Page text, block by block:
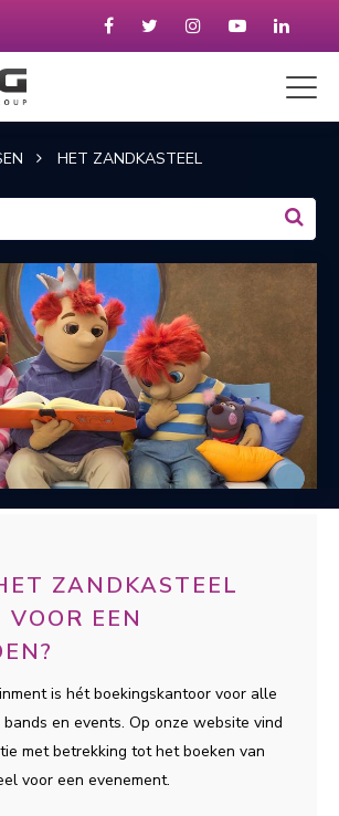
HET ZANDKASTEEL
ZANDKASTEEL
VOOR EEN
is hét boekingskantoor voor alle
bands en events. Op onze website vind
met betrekking tot het boeken van
voor een evenement.